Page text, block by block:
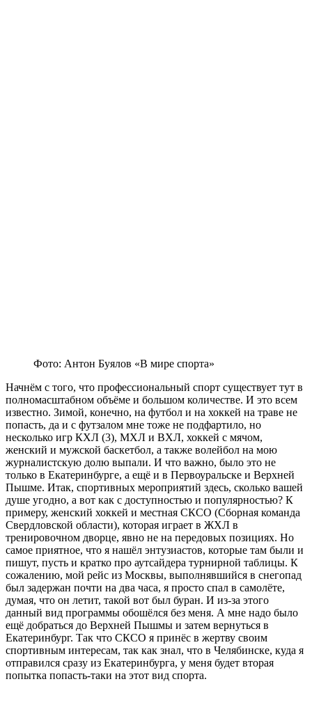
Фото: Антон Буялов «В мире спорта»
Начнём с того, что профессиональный спорт существует тут в
полномасштабном объёме и большом количестве. И это всем
известно. Зимой, конечно, на футбол и на хоккей на траве не
попасть, да и с футзалом мне тоже не подфартило, но
несколько игр КХЛ (3), МХЛ и ВХЛ, хоккей с мячом,
женский и мужской баскетбол, а также волейбол на мою
журналистскую долю выпали. И что важно, было это не
только в Екатеринбурге, а ещё и в Первоуральске и Верхней
Пышме. Итак, спортивных мероприятий здесь, сколько вашей
душе угодно, а вот как с доступностью и популярностью? К
примеру, женский хоккей и местная СКСО (Сборная команда
Свердловской области), которая играет в ЖХЛ в
тренировочном дворце, явно не на передовых позициях. Но
самое приятное, что я нашёл энтузиастов, которые там были и
пишут, пусть и кратко про аутсайдера турнирной таблицы. К
сожалению, мой рейс из Москвы, выполнявшийся в снегопад
был задержан почти на два часа, я просто спал в самолёте,
думая, что он летит, такой вот был буран. И из-за этого
данный вид программы обошёлся без меня. А мне надо было
ещё добраться до Верхней Пышмы и затем вернуться в
Екатеринбург. Так что СКСО я принёс в жертву своим
спортивным интересам, так как знал, что в Челябинске, куда я
отправился сразу из Екатеринбурга, у меня будет вторая
попытка попасть-таки на этот вид спорта.